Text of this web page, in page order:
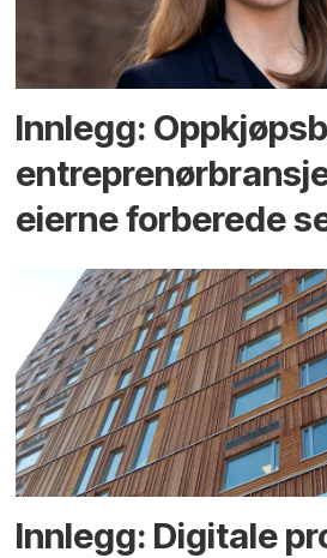
Innlegg:
eierne forberede
Innlegg: Digitale